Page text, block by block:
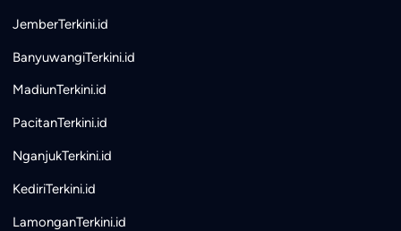
JemberTerkini.id
BanyuwangiTerkini.id
MadiunTerkini.id
PacitanTerkini.id
NganjukTerkini.id
KediriTerkini.id
LamonganTerkini.id